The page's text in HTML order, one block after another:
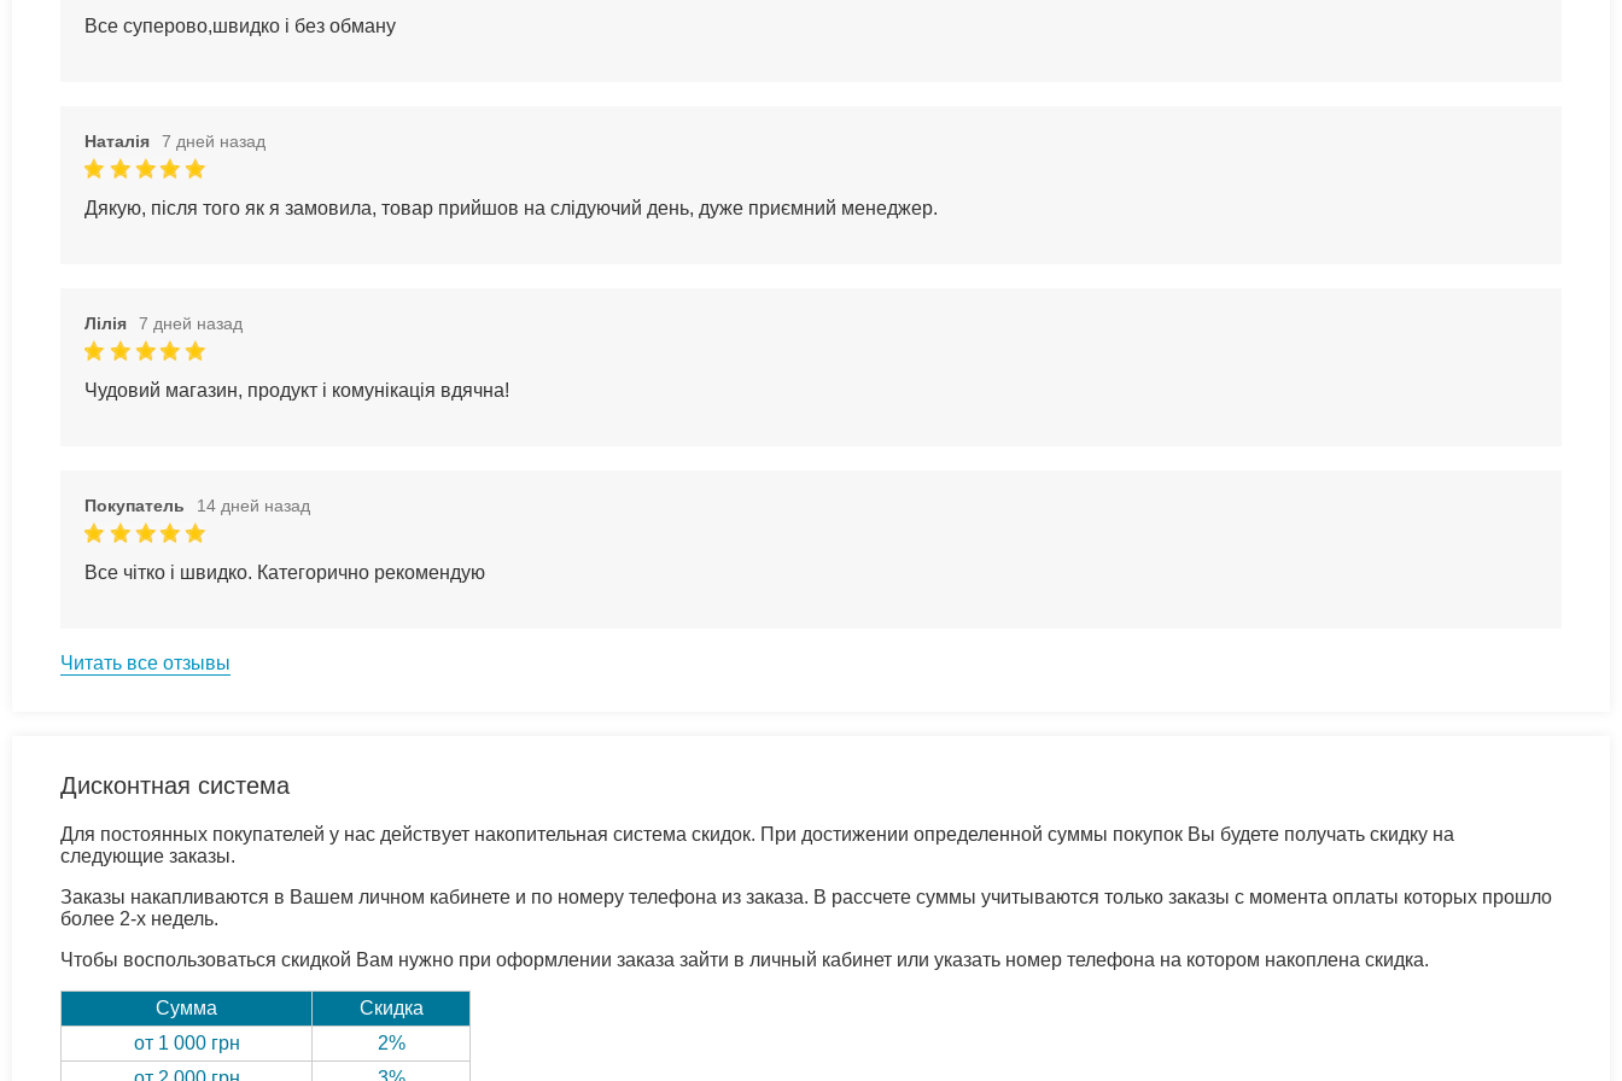
Все суперово,швидко і без обману
Наталія 7 дней назад
Дякую, після того як я замовила, товар прийшов на слідуючий день, дуже приємний менеджер.
Лілія 7 дней назад
Чудовий магазин, продукт і комунікація вдячна!
Покупатель 14 дней назад
Все чітко і швидко. Категорично рекомендую
Читать все отзывы
Дисконтная система
Для постоянных покупателей у нас действует накопительная система скидок. При достижении определенной суммы покупок Вы будете получать скидку на
следующие заказы.
Заказы накапливаются в Вашем личном кабинете и по номеру телефона из заказа. В рассчете суммы учитываются только заказы с момента оплаты которых прошло
более 2-х недель.
Чтобы воспользоваться скидкой Вам нужно при оформлении заказа зайти в личный кабинет или указать номер телефона на котором накоплена скидка.
Сумма
Скидка
от 1 000 грн
2%